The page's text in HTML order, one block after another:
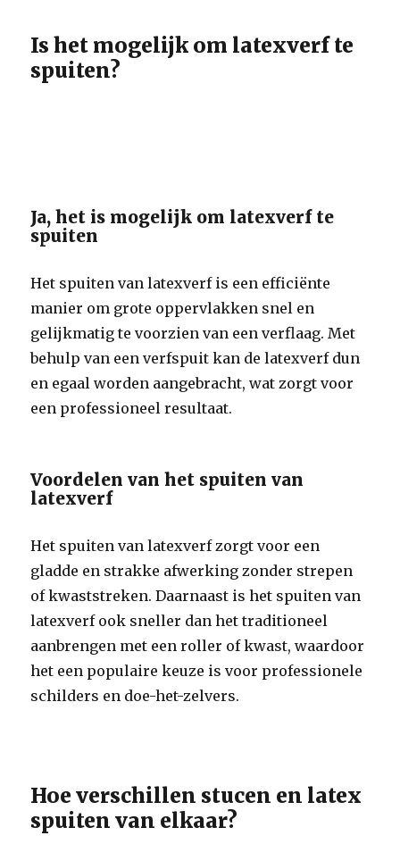
Is het mogelijk om latexverf te
spuiten?
Ja, het is mogelijk om latexverf te
spuiten
Het spuiten van latexverf is een efficiënte
manier om grote oppervlakken snel en
gelijkmatig te voorzien van een verflaag. Met
behulp van een verfspuit kan de latexverf dun
en egaal worden aangebracht, wat zorgt voor
een professioneel resultaat.
Voordelen van het spuiten van
latexverf
Het spuiten van latexverf zorgt voor een
gladde en strakke afwerking zonder strepen
of kwaststreken. Daarnaast is het spuiten van
latexverf ook sneller dan het traditioneel
aanbrengen met een roller of kwast, waardoor
het een populaire keuze is voor professionele
schilders en doe-het-zelvers.
Hoe verschillen stucen en latex
spuiten van elkaar?